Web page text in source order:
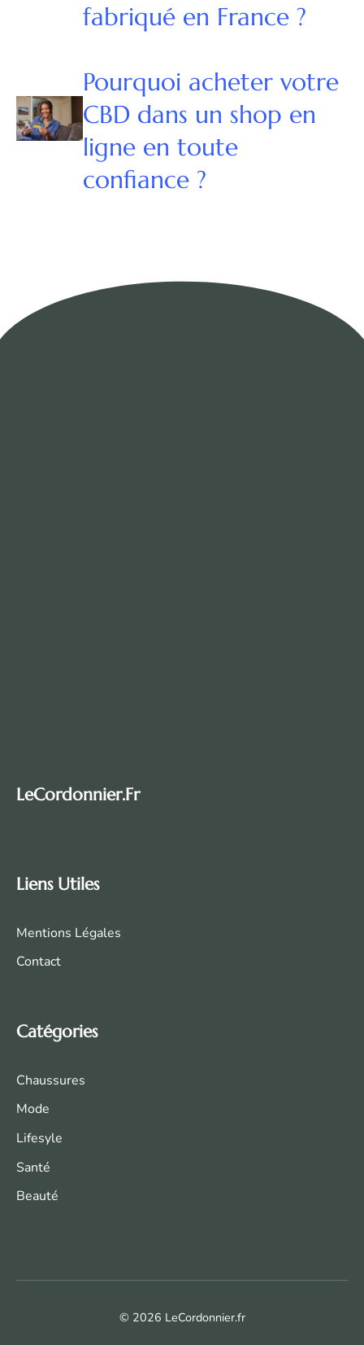
fabriqué en France ?
Pourquoi acheter votre
CBD dans un shop en
ligne en toute
confiance ?
LeCordonnier.fr
Liens Utiles
Mentions Légales
Contact
Catégories
Chaussures
Mode
Lifesyle
Santé
Beauté
© 2026 LeCordonnier.fr